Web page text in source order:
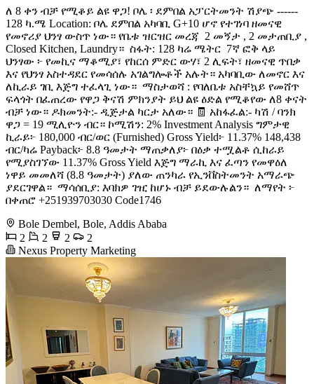
ለ 8 ቀን ብቻ የሚቆይ ልዩ ዋጋ! ቦሌ ፡ ደምበል አፓርትመንት ሽያጭ ------
128 ካ.ሜ Location: ቦሌ ደምበል አካባቢ G+10 ሆኖ የተገነባ ዘመናዊ
የመኖሪያ ህንፃ ውስጥ ነው። የቤቱ ዝርዝር መረጃ ️ 2 መኝታ , 2 መታጠቢያ ,
Closed Kitchen, Laundry። ️ ስፋት: 128 ካሬ ሜትር ️ 7ኛ ፎቅ ላይ ️
ህንፃው ፦ የመኪና ማቆሚያ፣ የከርሰ ምድር ውሃ፣ 2 ሊፍት፣ ዘመናዊ ጥበቃ
እና የህንፃ አስተዳደር የመሳሰሉ አገልግሎቶች አሉት። አካባቢው ለመኖር እና
ለኪራይ ገቢ እጅግ ተፈላጊ ነው። ️ ማስታወሻ : የባለቤቱ አስቸኳይ የመሸጥ
ፍላጎት በፈጠረው የዋጋ ቅናሽ ምክንያት ይህ ልዩ ዕድል የሚቆየው ለ8 ቀናት
ብቻ ነው። ዶክመንት:- ዲጅታል ካርታ አለው። 🧾 አከፋፈል:- ካሽ / ባንክ
ዋጋ = 19 ሚሊዮን ብር። ኮሚሽን: 2% Investment Analysis ግምታዊ
ኪራይ፦ 180,000 ብር/ወር (Furnished) Gross Yield፦ 11.37% 148,438
ብር/ካሬ Payback፦ 8.8 ዓመታት ማጠቃለያ፦ በዕቃ ተሟልቶ ሲከራይ
የሚያስገኘው 11.37% Gross Yield እጅግ ማራኪ እና ፈጣን የመዋዕለ
ነዋይ መመለሻ (8.8 ዓመታት) ያለው ጠንካራ የኢንቨስትመንት አማራጭ
ያደርገዋል። ️ ማሳሰቢያ: እባክዎ ገዢ ከሆኑ ብቻ ይደውሉልን። ️ ለማየት ፦
በቀጠሮ +251939703030 Code1746
Bole Dembel, Bole, Addis Ababa
2
2 2
2
Nexus Property Marketing